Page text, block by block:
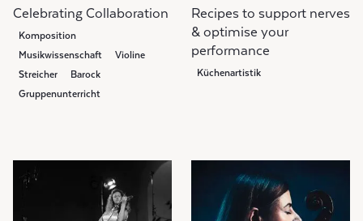
Celebrating Collaboration
Komposition
Musikwissenschaft
Violine
Streicher
Barock
Gruppenunterricht
Recipes to support nerves
& optimise your
performance
Küchenartistik